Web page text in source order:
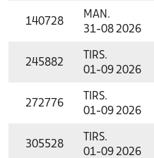
140728
MAN.
31-08 2026
245882
TIRS.
01-09 2026
272776
TIRS.
01-09 2026
305528
TIRS.
01-09 2026